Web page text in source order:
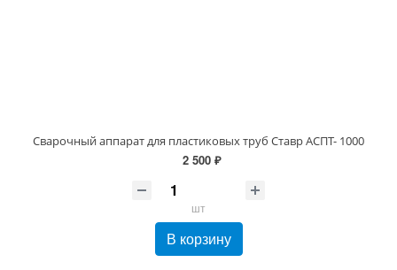
Сварочный аппарат для пластиковых труб Ставр АСПТ- 1000
2 500 ₽
шт
В корзину